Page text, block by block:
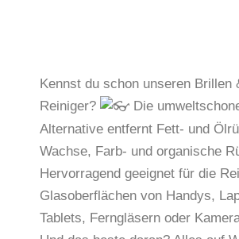
Kennst du schon unseren Brillen
Reiniger?
Die
Alternative entfernt Fett- und
Wachse, Farb- und organische
Hervorragend geeignet für die
Glasoberflächen von Handys,
Tablets, Ferngläsern oder